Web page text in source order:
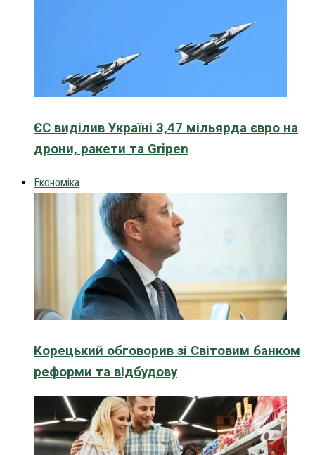
ЄС виділив Україні 3,47 мільярда євро на
дрони, ракети та Gripen
Економіка
Корецький обговорив зі Світовим банком
реформи та відбудову